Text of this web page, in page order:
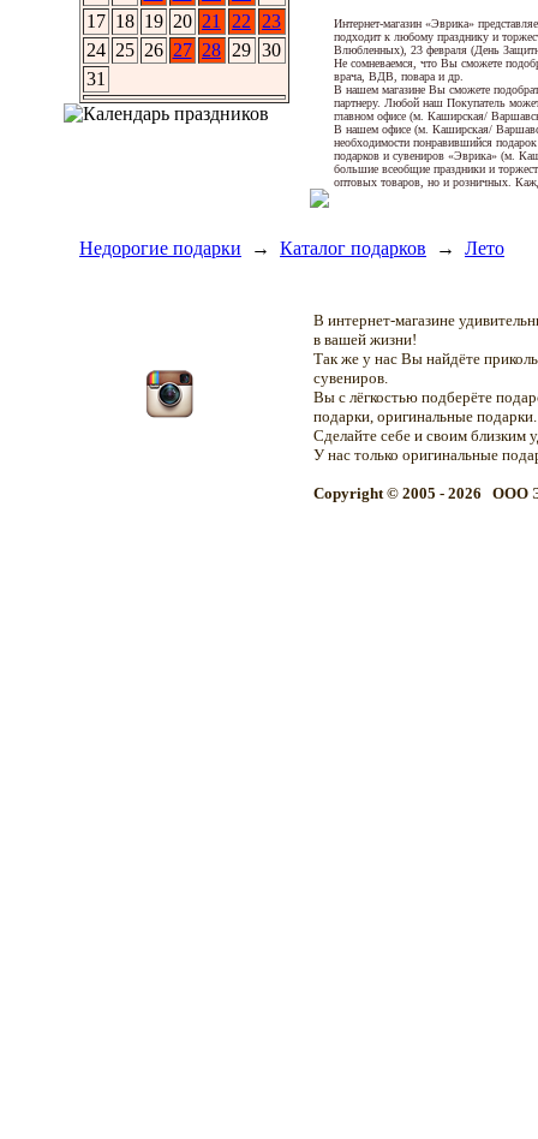
17 18 19 20 21 22
23
24 25 26 27 28 29 30
31
Интернет-магазин «Эврика»
подходит к любому празднику и
Влюбленных), 23 февраля (День
Не сомневаемся, что Вы сможете
врача, ВДВ, повара и др.
В нашем магазине Вы сможете
партнеру. Любой наш Покупатель
главном офисе (м. Каширская/
В нашем офисе (м. Каширская/
необходимости понравившийся
подарков и сувениров «Эврика» (м.
большие всеобщие праздники и
оптовых товаров, но и розничных.
Недорогие подарки → Каталог подарков → Лето
В интернет-магазине
в вашей жизни!
Так же у нас Вы найдёте
сувениров.
Вы с лёгкостью подберёте
подарки, оригинальные подарки.
Сделайте себе и своим близким
У нас только оригинальные
Copyright © 2005 - 2026 OOO